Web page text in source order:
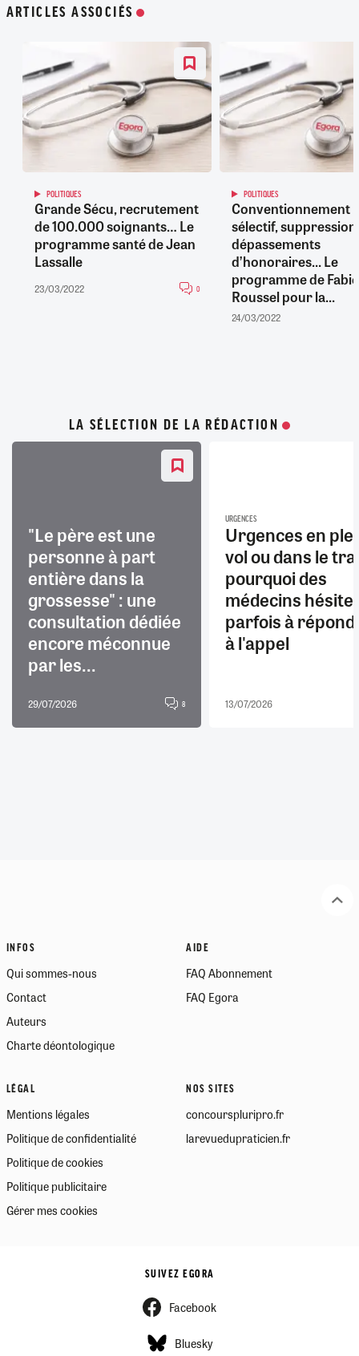
ARTICLES ASSOCIÉS
POLITIQUES
Grande Sécu, recrutement
de 100.000 soignants… Le
programme santé de Jean
Lassalle
23/03/2022 0
POLITIQUES
Conventionnement
sélectif, suppression
dépassements
d’honoraires... Le
programme de
Roussel pour la...
24/03/2022
LA SÉLECTION DE LA RÉDACTION
"Le père est une
personne à part
entière dans la
grossesse" : une
consultation dédiée
encore méconnue
par les...
29/07/2026 8
URGENCES
Urgences en
vol ou dans le
pourquoi des
médecins
parfois à
à l'appel
13/07/2026
INFOS
Qui sommes-nous
Contact
Auteurs
Charte déontologique
AIDE
FAQ Abonnement
FAQ Egora
LÉGAL
Mentions légales
Politique de confidentialité
Politique de cookies
Politique publicitaire
Gérer mes cookies
NOS SITES
concourspluripro.fr
larevuedupraticien.fr
SUIVEZ EGORA
Facebook
Bluesky